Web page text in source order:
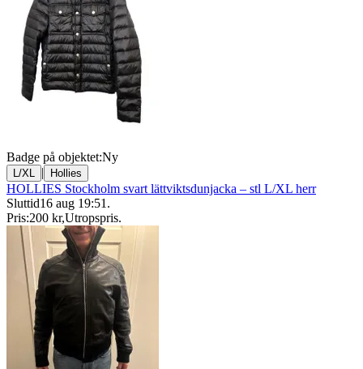
Badge på objektet:Ny
L/XL | Hollies
HOLLIES Stockholm svart lättviktsdunjacka – stl L/XL herr
Sluttid16 aug 19:51 .
Pris:200 kr,Utropspris.